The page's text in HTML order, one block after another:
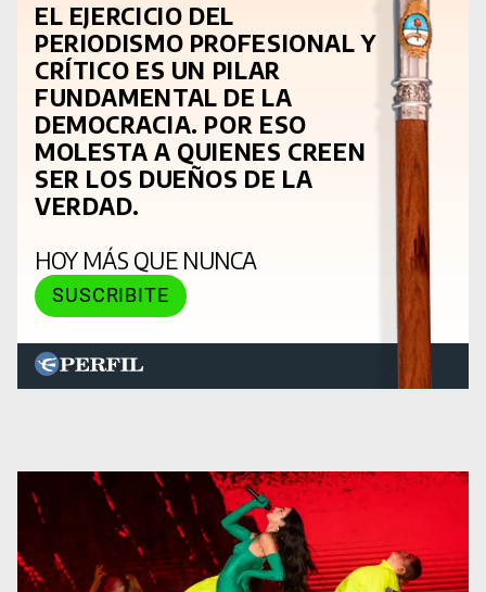
EL EJERCICIO DEL
PERIODISMO PROFESIONAL Y
CRÍTICO ES UN PILAR
FUNDAMENTAL DE LA
DEMOCRACIA. POR ESO
MOLESTA A QUIENES CREEN
SER LOS DUEÑOS DE LA
VERDAD.
HOY MÁS QUE NUNCA
SUSCRIBITE